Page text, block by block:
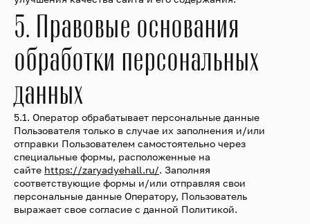
5. Правовые основания
обработки персональных
данных
5.1. Оператор обрабатывает персональные данные
Пользователя только в случае их заполнения и/или
отправки Пользователем самостоятельно через
специальные формы, расположенные на
сайте https://zaryadyehall.ru/. Заполняя
соответствующие формы и/или отправляя свои
персональные данные Оператору, Пользователь
выражает свое согласие с данной Политикой.